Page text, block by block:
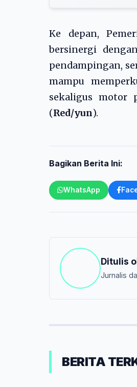
Ke depan,
bersinergi
pendampingan,
mampu
sekaligus motor
(Red/yun).
Bagikan Berita Ini:
WhatsApp
Ditulis
Jurnalis
BERITA